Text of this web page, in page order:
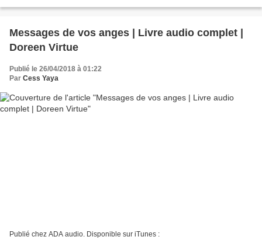
Messages de vos anges | Livre audio complet |
Doreen Virtue
Publié le 26/04/2018 à 01:22
Par Cess Yaya
Publié chez ADA audio. Disponible sur iTunes :